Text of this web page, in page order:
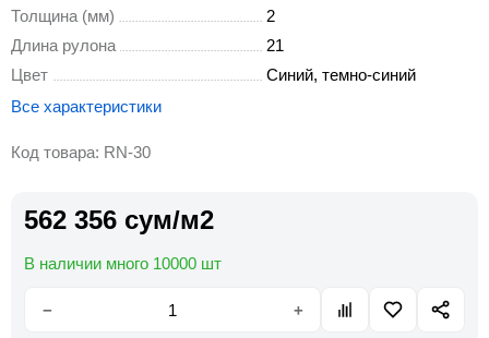
Толщина (мм)
2
Длина рулона
21
Цвет
Синий, темно-синий
Все характеристики
Код товара: RN-30
562 356 сум/м2
В наличии много 10000 шт
− +